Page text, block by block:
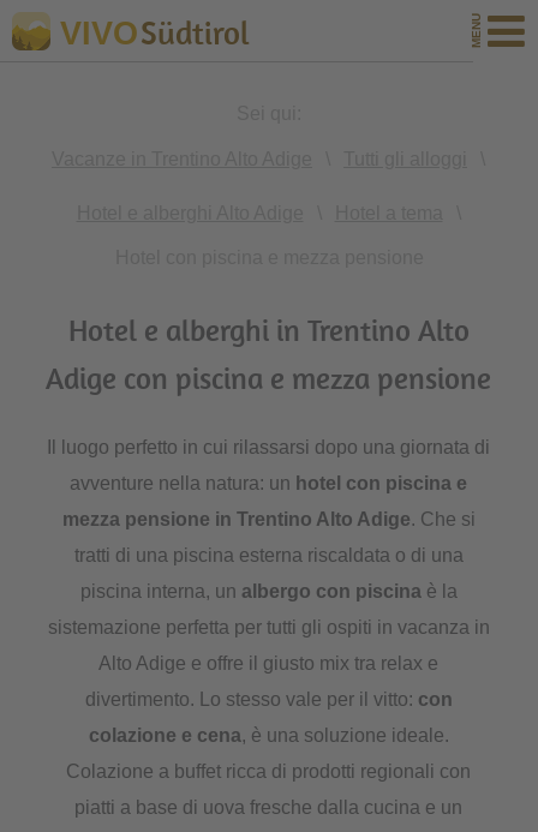
VIVOSüdtirol
Hotel e alberghi in Trentino Alto
Adige con piscina e mezza pensione
Il luogo perfetto in cui rilassarsi dopo una giornata di
avventure nella natura: un hotel con piscina e
mezza pensione in Trentino Alto Adige. Che si
tratti di una piscina esterna riscaldata o di una
piscina interna, un albergo con piscina è la
sistemazione perfetta per tutti gli ospiti in vacanza in
Alto Adige e offre il giusto mix tra relax e
divertimento. Lo stesso vale per il vitto: con
colazione e cena, è una soluzione ideale.
Colazione a buffet ricca di prodotti regionali con
piatti a base di uova fresche dalla cucina e un